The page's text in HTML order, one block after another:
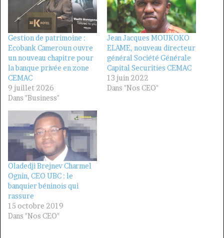
Gestion de patrimoine :
Ecobank Cameroun ouvre
un nouveau chapitre pour
la banque privée en zone
CEMAC
9 juillet 2026
Dans "Business"
Jean Jacques MOUKOKO
ELAME, nouveau directeur
général Société Générale
Capital Securities CEMAC
13 juin 2022
Dans "Nos CEO"
Oladedji Brejnev Charmel
Ognin, CEO UBC : le
banquier béninois qui
rassure
15 octobre 2019
Dans "Nos CEO"